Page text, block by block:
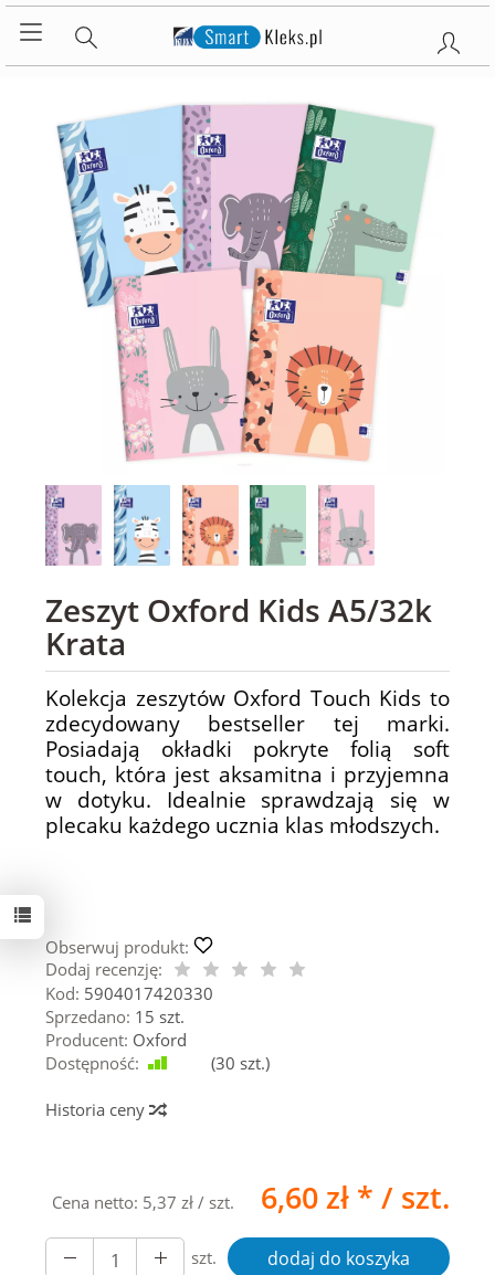
Zeszyt Oxford Kids A5/32k
Krata
Kolekcja zeszytów Oxford Touch Kids to
zdecydowany bestseller tej marki.
Posiadają okładki pokryte folią soft
touch, która jest aksamitna i przyjemna
w dotyku. Idealnie sprawdzają się w
plecaku każdego ucznia klas młodszych.
Obserwuj produkt:
Dodaj recenzję:
Kod: 5904017420330
Sprzedano: 15 szt.
Producent: Oxford
Dostępność:
(30 szt.)
Historia ceny
Cena netto: 5,37 zł / szt. 6,60 zł * / szt.
szt. dodaj do koszyka